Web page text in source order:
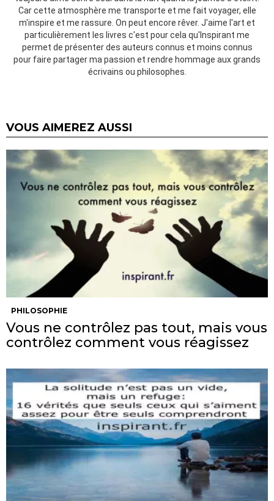
Car cette atmosphère me transporte et me fait voyager, elle
m'inspire et me rassure. On peut encore rêver. J'aime l'art et
particulièrement les livres c'est pour cela qu'Inspirant me
permet de présenter des auteurs connus et moins connus
pour faire partager ma passion et rendre hommage aux grands
écrivains ou philosophes.
VOUS AIMEREZ AUSSI
PHILOSOPHIE
Vous ne contrôlez pas tout, mais vous
contrôlez comment vous réagissez